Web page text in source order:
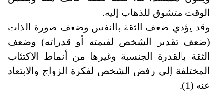
الوقت متشوق للذهاب إليه.
وقد يؤدي ضعف الثقة بالنفس وضعف صورة الذات
(ضعف تقدير الشخص لقيمته أو قدراته) وضعف
الثقة بالقدرة الجنسية وغيرها من أنماط الاكتئاب
المختلفة إلى رفض الشخص لفكرة الزواج والابتعاد
عنه (1).